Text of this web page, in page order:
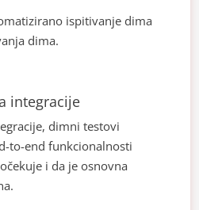
ispitivanje dima
dima.
integracije
dimni testovi
to-end funkcionalnosti
i da je osnovna